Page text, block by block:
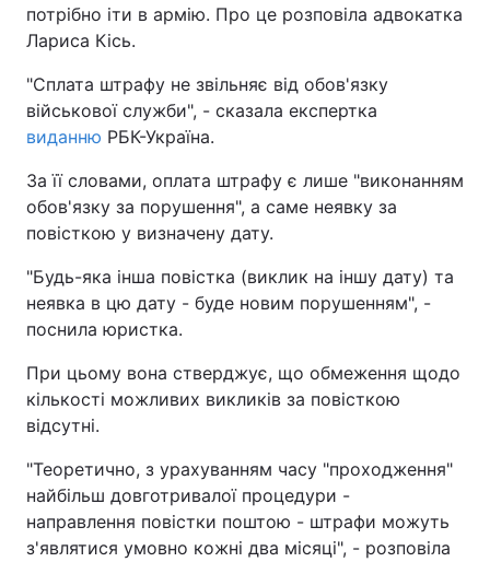
потрібно іти в армію. Про це розповіла адвокатка
Лариса Кісь.
"Сплата штрафу не звільняє від обов'язку
військової служби", - сказала експертка
виданню РБК-Україна.
За її словами, оплата штрафу є лише "виконанням
обов'язку за порушення", а саме неявку за
повісткою у визначену дату.
"Будь-яка інша повістка (виклик на іншу дату) та
неявка в цю дату - буде новим порушенням", -
поснила юристка.
При цьому вона стверджує, що обмеження щодо
кількості можливих викликів за повісткою
відсутні.
"Теоретично, з урахуванням часу "проходження"
найбільш довготривалої процедури -
направлення повістки поштою - штрафи можуть
з'являтися умовно кожні два місяці", - розповіла